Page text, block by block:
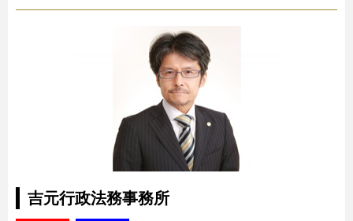
吉元行政法務事務所